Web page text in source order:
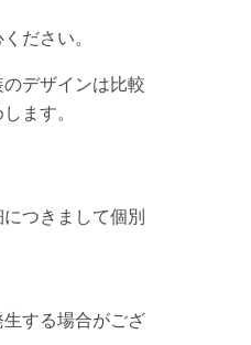
ださい。
デザインは比較
ます。
つきまして個別
する場合がござ